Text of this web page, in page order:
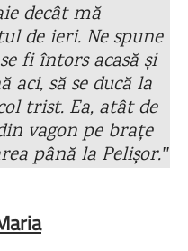
decât mă
de ieri. Ne spune
fi întors acasă și
aci, să se ducă la
trist. Ea, atât de
vagon pe brațe
până la Pelișor.ʺ